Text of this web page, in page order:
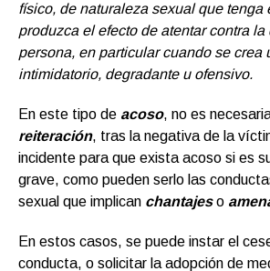
físico, de naturaleza sexual que tenga
produzca el efecto de atentar contra
persona, en particular cuando se crea
intimidatorio, degradante u ofensivo.
En este tipo de acoso, no es
reiteración, tras la negativa de la
incidente para que exista acoso si es
grave, como pueden serlo las
sexual que implican chantajeso
En estos casos, se puede instar el
conducta, o solicitar la adopción de